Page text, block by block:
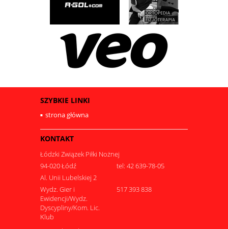
SZYBKIE LINKI
strona główna
KONTAKT
Łódzki Związek Piłki Nożnej
94-020 Łódź
tel: 42 639-78-05
Al. Unii Lubelskiej 2
Wydz. Gier i
Ewidencji/Wydz.
Dyscypliny/Kom. Lic.
Klub
517 393 838